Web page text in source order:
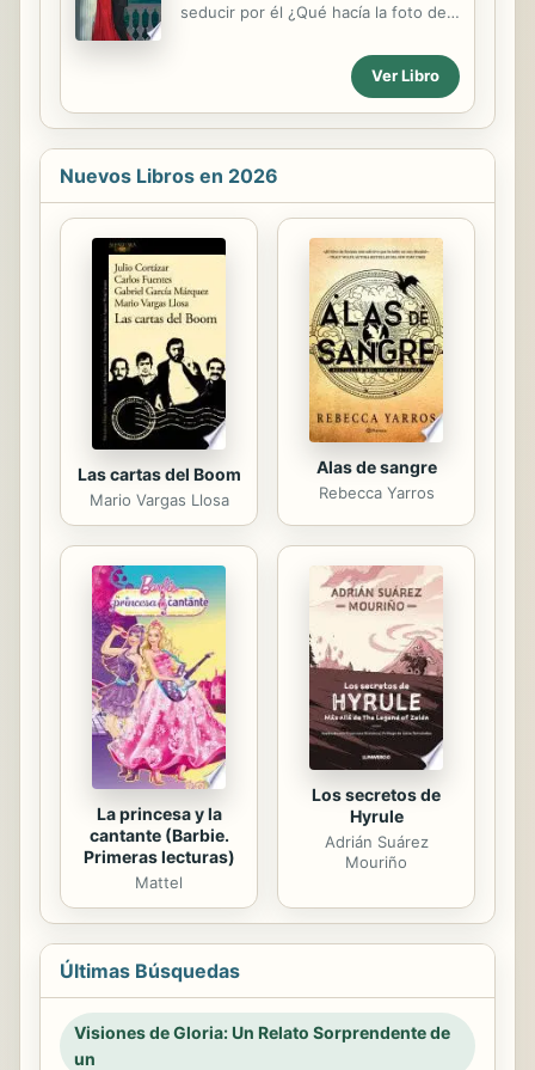
no podía rechazar su proposición,
ardía entre ellos volviera a
consumirla. Sobre todo porque en
aquella ocasión había...
seducir por él ¿Qué hacía la foto de
agencia de señoritas de compañía?
Bastian Christou no sabía qué le
impresionante foto. ¡Había
mantenido bien ocultas sus
fantásticas curvas! Él necesitaba
mantener a raya a su exprometida, y
Emmie Marshall podía ser la mejor
protección que el dinero podía
comprar. Emmie se indignó cuando
Bastian, su intransigente jefe, se
enfrentó a ella. No tenía ni idea de
que su foto aparecía en Internet....
Ver Libro
Nuevos Libros en 2026
Las cartas del Boom
Mario Vargas Llosa
Alas de sangre
Rebecca Yarros
La princesa y la
cantante (Barbie.
Primeras lecturas)
Mattel
Los secretos de
Hyrule
Adrián Suárez
Mouriño
Últimas Búsquedas
Visiones de Gloria: Un Relato Sorprendente de
un